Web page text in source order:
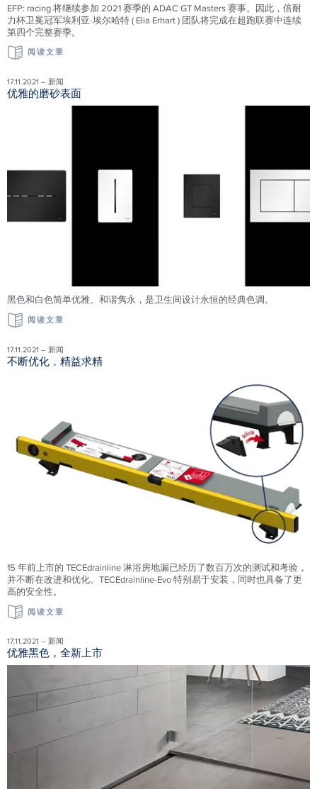
EFP: racing 将继续参加 2021 赛季的 ADAC GT Masters 赛事。因此，倍耐
力杯卫冕冠军埃利亚·埃尔哈特 ( Elia Erhart ) 团队将完成在超跑联赛中连续
第四个完整赛季。
阅读文章
17.11.2021 – 新闻
优雅的磨砂表面
黑色和白色简单优雅、和谐隽永，是卫生间设计永恒的经典色调。
阅读文章
17.11.2021 – 新闻
不断优化，精益求精
15 年前上市的 TECEdrainline 淋浴房地漏已经历了数百万次的测试和考验，
并不断在改进和优化。TECEdrainline-Evo 特别易于安装，同时也具备了更
高的安全性。
阅读文章
17.11.2021 – 新闻
优雅黑色，全新上市